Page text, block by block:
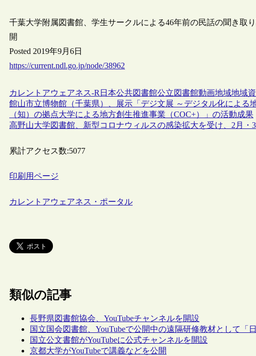
千葉大学附属図書館、学生サークルによる46年前の民話の聞き取
開
Posted 2019年9月6日
https://current.ndl.go.jp/node/38962
カレントアウェアネス-R 日本公共図書館公立図書館動画地域地域
館山市立博物館（千葉県）、展示「デジ文展 ～デジタル化による
（知）の拠点大学による地方創生推進事業（COC+）」の活動成果
高野山大学図書館、新型コロナウィルスの感染拡大を受け、2月・
累計アクセス数:5077
印刷用ページ
カレントアウェアネス・ポータル
類似の記事
長野県図書館協会、YouTubeチャンネルを開設
国立国会図書館、YouTubeで公開中の遠隔研修教材として「
国立公文書館がYouTubeに公式チャンネルを開設
京都大学がYouTubeで講義などを公開